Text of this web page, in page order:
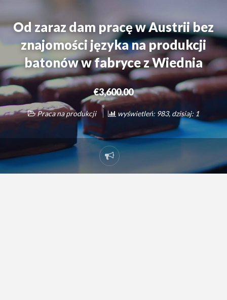
Od zaraz dam pracę w Austrii bez
znajomości języka na produkcji
batonów w fabryce z Wiednia
€3,600.00
Praca na produkcji wyświetleń: 983, dzisiaj: 1
Zgłoś
problem